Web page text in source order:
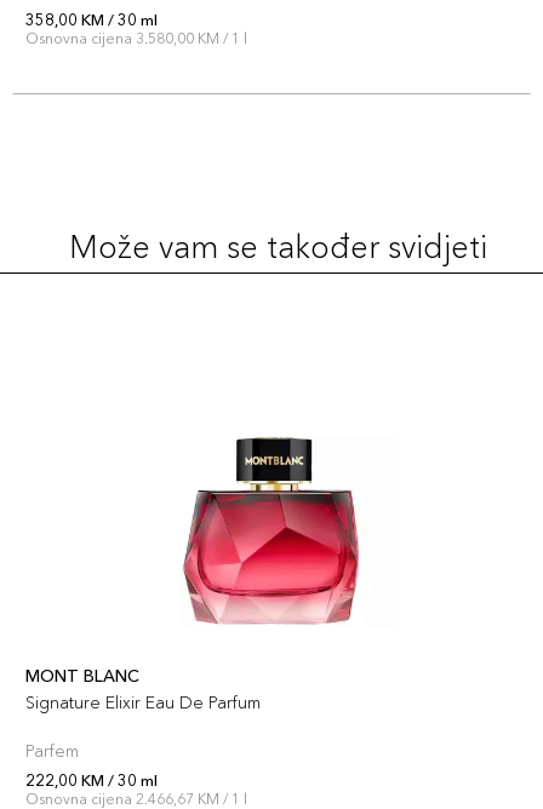
358,00 KM / 30 ml
Osnovna cijena 3.580,00 KM / 1 l
Može vam se također svidjeti
MONT BLANC
Signature Elixir Eau De Parfum
Parfem
222,00 KM / 30 ml
Osnovna cijena 2.466,67 KM / 1 l